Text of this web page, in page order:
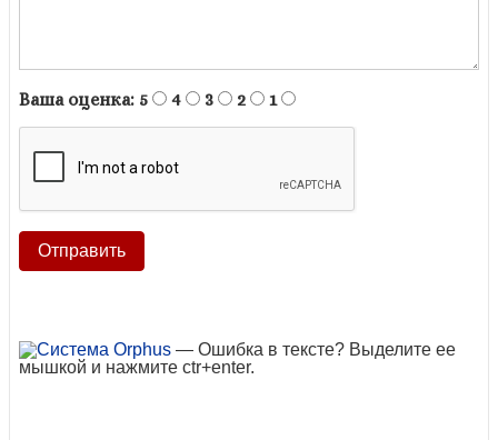
Ваша оценка: 5 4 3 2 1
— Ошибка в тексте? Выделите ее
мышкой и нажмите ctr+enter.